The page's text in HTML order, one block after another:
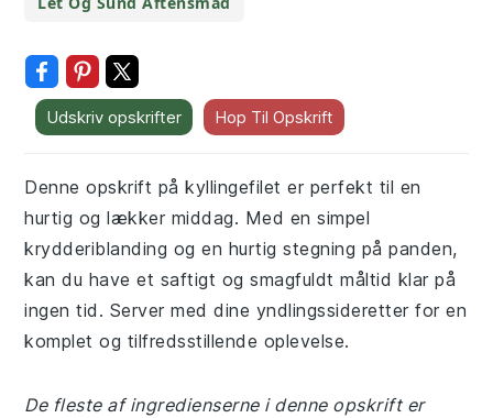
Udskriv opskrifter Hop Til Opskrift
Denne opskrift på kyllingefilet er perfekt til en
hurtig og lækker middag. Med en simpel
krydderiblanding og en hurtig stegning på panden,
kan du have et saftigt og smagfuldt måltid klar på
ingen tid. Server med dine yndlingssideretter for en
komplet og tilfredsstillende oplevelse.
De fleste af ingredienserne i denne opskrift er